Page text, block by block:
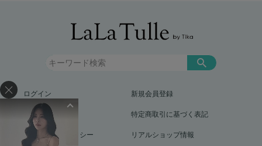
ログイン 新規会員登録
お買い物ガイド 特定商取引に基づく表記
プライバシーポリシー リアルショップ情報